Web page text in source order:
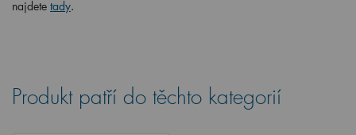
najdete tady.
Produkt patří do těchto kategorií